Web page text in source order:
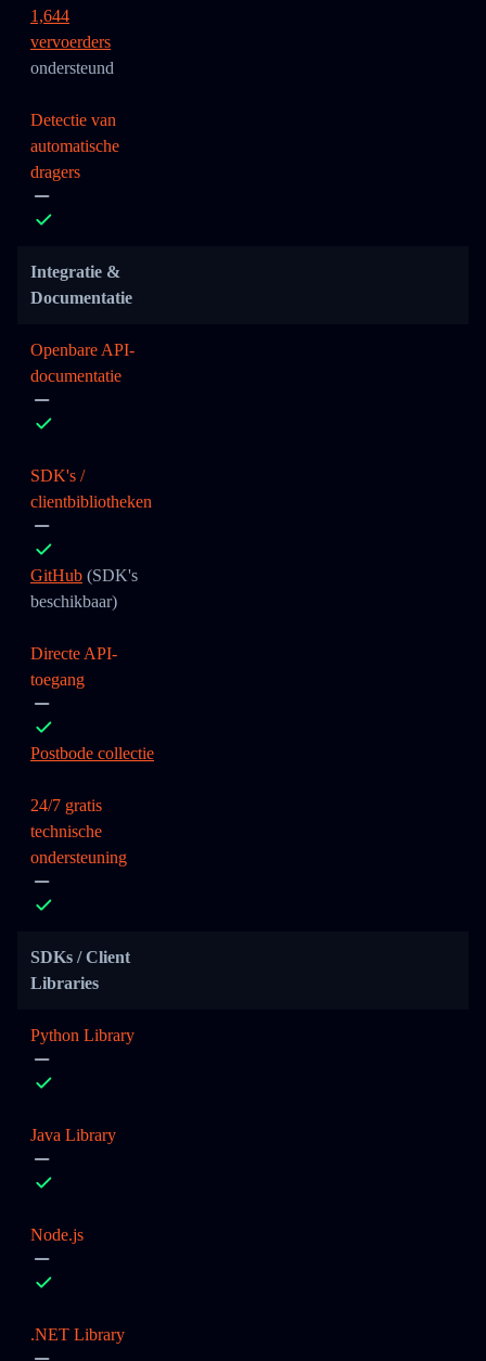
1,644
vervoerders
ondersteund
Detectie van
automatische
dragers
Integratie &
Documentatie
Openbare API-
documentatie
SDK's /
clientbibliotheken
GitHub (SDK's
beschikbaar)
Directe API-
toegang
Postbode collectie
24/7 gratis
technische
ondersteuning
SDKs / Client
Libraries
Python Library
Java Library
Node.js
.NET Library